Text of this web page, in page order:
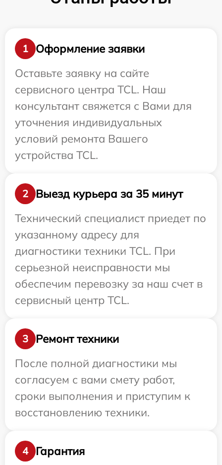
1
Оформление заявки
Оставьте заявку на сайте
сервисного центра TCL. Наш
консультант свяжется с Вами для
уточнения индивидуальных
условий ремонта Вашего
устройства TCL.
2
Выезд курьера за 35 минут
Технический специалист приедет по
указанному адресу для
диагностики техники TCL. При
серьезной неисправности мы
обеспечим перевозку за наш счет в
сервисный центр TCL.
3
Ремонт техники
После полной диагностики мы
согласуем с вами смету работ,
сроки выполнения и приступим к
восстановлению техники.
4 Гарантия